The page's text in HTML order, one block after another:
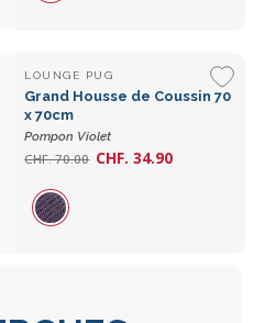
LOUNGE PUG
Grand Housse de Coussin 70
x 70cm
Pompon Violet
CHF. 70.00 CHF. 34.90